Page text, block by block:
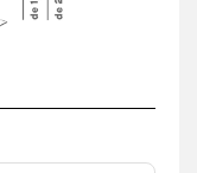
renforcé aux
déperlante est
assure solidité